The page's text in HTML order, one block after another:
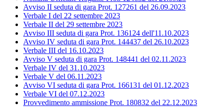
Avviso II seduta di gara Prot. 127261 del 26.09.2023
Verbale I del 22 settembre 2023
Verbale II del 29 settembre 2023
Avviso III seduta di gara Prot. 136124 dell'11.10.2023
Avviso IV seduta di gara Prot. 144437 del 26.10.2023
Verbale III del 16.10.2023
Avviso V seduta di gara Prot. 148441 del 02.11.2023
Verbale IV del 31.10.2023
Verbale V del 06.11.2023
Avviso VI seduta di gara Prot. 166131 del 01.12.2023
Verbale VI del 07.12.2023
Provvedimento ammissione Prot. 180832 del 22.12.2023